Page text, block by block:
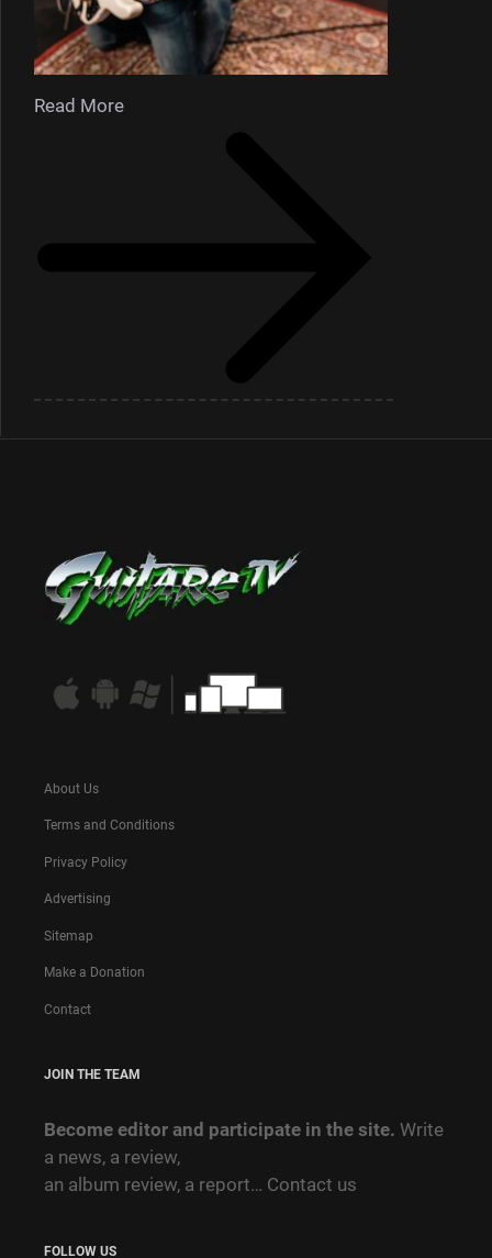
Read More
About Us
Terms and Conditions
Privacy Policy
Advertising
Sitemap
Make a Donation
Contact
JOIN THE TEAM
Become editor and participate in the site. Write
a news, a review,
an album review, a report… Contact us
FOLLOW US